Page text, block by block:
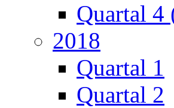
Quartal 4
2018
Quartal 1
Quartal 2